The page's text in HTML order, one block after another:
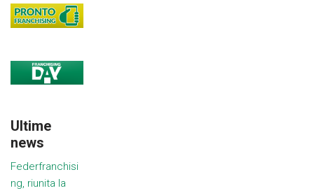
Ultime
news
Federfranchisi
ng, riunita la